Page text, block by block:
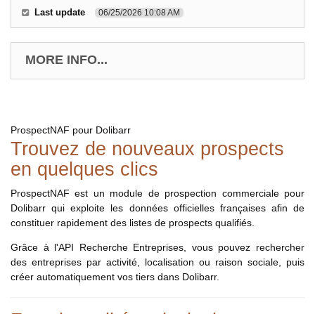
Last update 06/25/2026 10:08 AM
MORE INFO...
ProspectNAF pour Dolibarr
Trouvez de nouveaux prospects
en quelques clics
ProspectNAF est un module de prospection commerciale pour
Dolibarr qui exploite les données officielles françaises afin de
constituer rapidement des listes de prospects qualifiés.
Grâce à l'API Recherche Entreprises, vous pouvez rechercher
des entreprises par activité, localisation ou raison sociale, puis
créer automatiquement vos tiers dans Dolibarr.